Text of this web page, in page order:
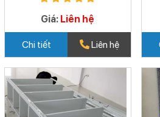
Giá: Liên hệ
Chi tiết Liên hệ